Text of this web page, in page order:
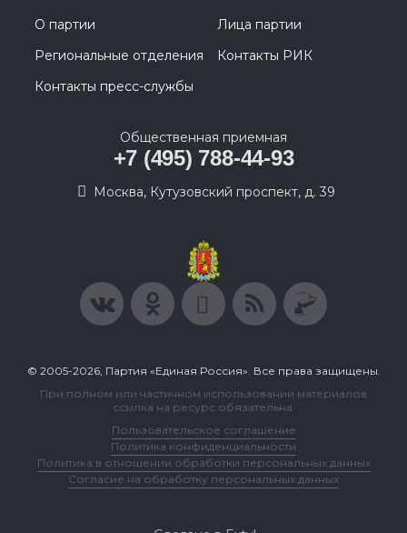
О партии
Лица партии
Региональные отделения
Контакты РИК
Контакты пресс-службы
Общественная приемная
+7 (495) 788-44-93
Москва, Кутузовский проспект, д. 39
© 2005-2026, Партия «Единая Россия». Все права защищены.
При полном или частичном использовании материалов
ссылка на ресурс обязательна.
Пользовательское соглашение
Политика конфиденциальности
Политика в отношении обработки персональных данных
Согласие на обработку персональных данных